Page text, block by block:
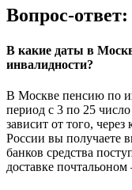
Вопрос-ответ:
В какие даты в
инвалидности?
В Москве пенсию по
период с 3 по 25
зависит от того,
России вы получаете
банков средства
доставке